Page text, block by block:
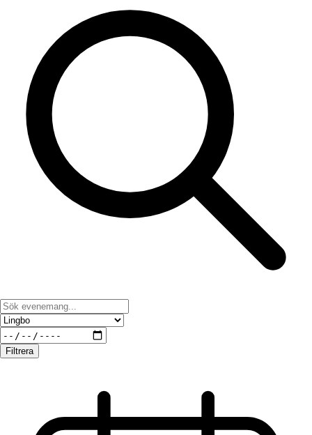
Filtrera